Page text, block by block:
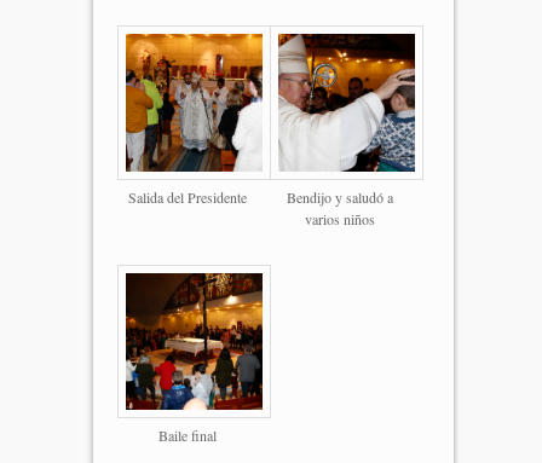
Salida del Presidente
Bendijo y saludó a
varios niños
Baile final